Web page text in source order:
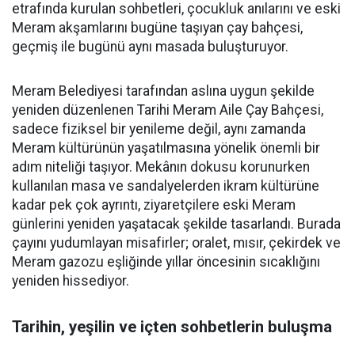
etrafında kurulan sohbetleri, çocukluk anılarını ve eski
Meram akşamlarını bugüne taşıyan çay bahçesi,
geçmiş ile bugünü aynı masada buluşturuyor.
Meram Belediyesi tarafından aslına uygun şekilde
yeniden düzenlenen Tarihi Meram Aile Çay Bahçesi,
sadece fiziksel bir yenileme değil, aynı zamanda
Meram kültürünün yaşatılmasına yönelik önemli bir
adım niteliği taşıyor. Mekânın dokusu korunurken
kullanılan masa ve sandalyelerden ikram kültürüne
kadar pek çok ayrıntı, ziyaretçilere eski Meram
günlerini yeniden yaşatacak şekilde tasarlandı. Burada
çayını yudumlayan misafirler; oralet, mısır, çekirdek ve
Meram gazozu eşliğinde yıllar öncesinin sıcaklığını
yeniden hissediyor.
Tarihin, yeşilin ve içten sohbetlerin buluşma